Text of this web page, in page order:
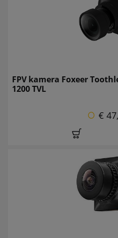
FPV kamera Foxeer
1200 TVL
€